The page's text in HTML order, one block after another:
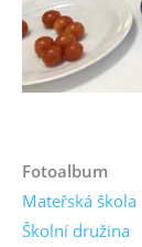
Fotoalbum
Mateřská škola
Školní družina